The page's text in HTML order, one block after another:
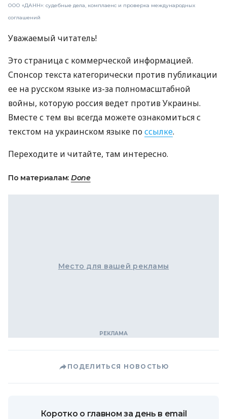
ООО «ДАНН»: судебные дела, комплаенс и проверка международных
соглашений
Уважаемый читатель!
Это страница с коммерческой информацией.
Спонсор текста категорически против публикации
ее на русском языке из-за полномасштабной
войны, которую россия ведет против Украины.
Вместе с тем вы всегда можете ознакомиться с
текстом на украинском языке поссылке.
Переходите и читайте, там интересно.
По материалам: Done
Место для вашей рекламы
ПОДЕЛИТЬСЯ НОВОСТЬЮ
Коротко о главном за день в email